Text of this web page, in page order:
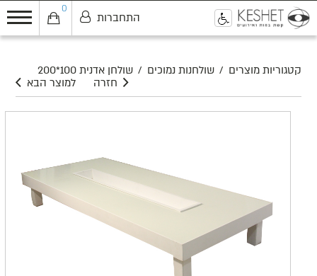
0
התחברות
קטגוריות מוצרים / שולחנות נמוכים / שולחן אדנית 100*200
למוצר הבא
חזרה